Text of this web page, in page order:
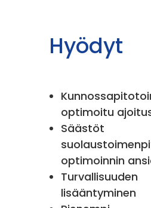
Hyödyt
optimoitu
Säästöt
optimoinnin
Turvallisuuden
lisääntyminen